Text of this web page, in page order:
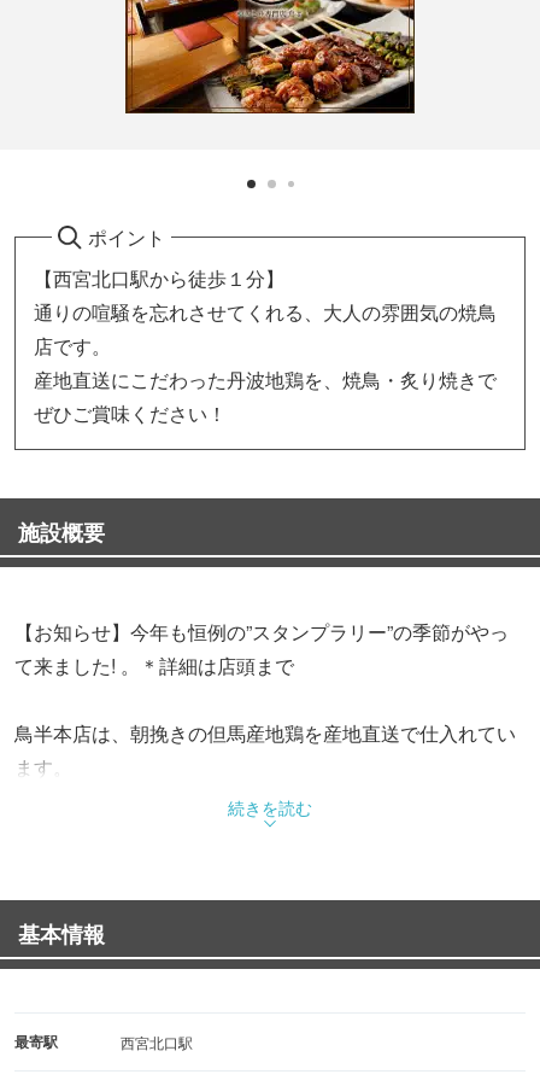
ポイント
【西宮北口駅から徒歩１分】
通りの喧騒を忘れさせてくれる、大人の雰囲気の焼鳥
店です。
産地直送にこだわった丹波地鶏を、焼鳥・炙り焼きで
ぜひご賞味ください！
施設概要
【お知らせ】今年も恒例の”スタンプラリー”の季節がやっ
て来ました! 。＊詳細は店頭まで
鳥半本店は、朝挽きの但馬産地鶏を産地直送で仕入れてい
ます。
毎日お店で串打ちし、その日出しの売り切れ御免！ネタの
しみ頂ける。
●自慢の逸品
半熟のキンカン「ゴールド」など希少部位もお薦め。
続きを読む
基本情報
最寄駅 西宮北口駅